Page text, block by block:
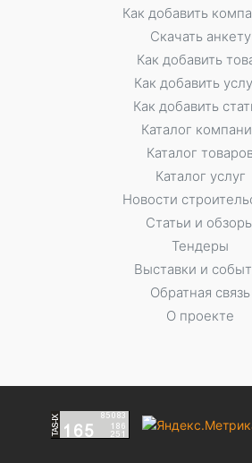
Как добавить
Скачать анкету
Как добавить
Как добавить
Как добавить
Каталог
Каталог
Каталог услуг
Новости
Статьи и
Тендеры
Выставки и
Обратная связь
О проекте